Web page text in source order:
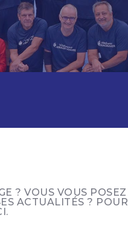
? VOUS VOUS POSEZ
ACTUALITÉS ? POUR